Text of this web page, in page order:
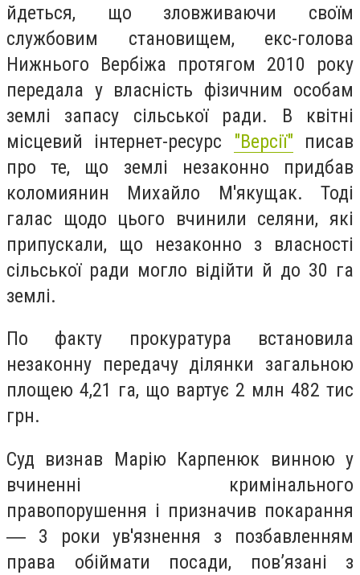
йдеться, що зловживаючи своїм
службовим становищем, екс-голова
Нижнього Вербіжа протягом 2010 року
передала у власність фізичним особам
землі запасу сільської ради. В квітні
місцевий інтернет-ресурс "Версії" писав
про те, що землі незаконно придбав
коломиянин Михайло М'якущак. Тоді
галас щодо цього вчинили селяни, які
припускали, що незаконно з власності
сільської ради могло відійти й до 30 га
землі.
По факту прокуратура встановила
незаконну передачу ділянки загальною
площею 4,21 га, що вартує 2 млн 482 тис
грн.
Суд визнав Марію Карпенюк винною у
вчиненні кримінального
правопорушення і призначив покарання
― 3 роки ув'язнення з позбавленням
права обіймати посади, пов’язані з